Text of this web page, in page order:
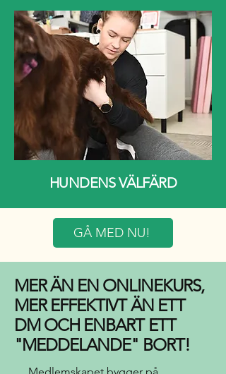
HUNDENS VÄLFÄRD
GÅ MED NU!
MER ÄN EN ONLINEKURS,
MER EFFEKTIVT ÄN ETT
DM OCH ENBART ETT
"MEDDELANDE" BORT!
Medlemskapet bygger på